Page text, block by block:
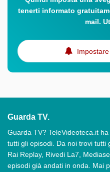
tenerti informato
mail.
Guarda TV.
Guarda TV? TeleVideoteca.it
tutti gli episodi. Da noi trovi tutti
Rai Replay, Rivedi La7,
episodi già andati in onda. Mai